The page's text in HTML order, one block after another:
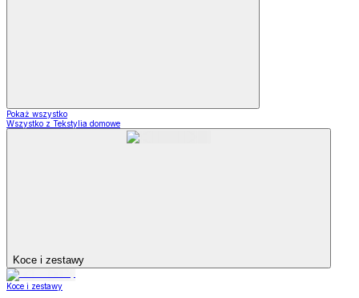
Pokaż wszystko
Wszystko z Tekstylia domowe
Koce i zestawy
Koce i zestawy